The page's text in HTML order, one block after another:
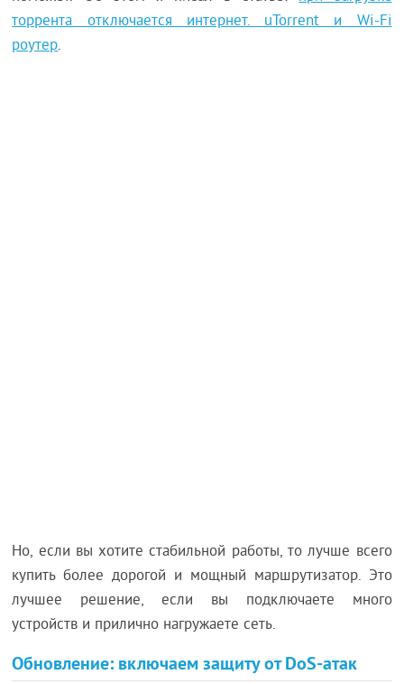
торрента отключается интернет. uTorrent и Wi-Fi
роутер.
Но, если вы хотите стабильной работы, то лучше всего
купить более дорогой и мощный маршрутизатор. Это
лучшее решение, если вы подключаете много
устройств и прилично нагружаете сеть.
Обновление: включаем защиту от DoS-атак